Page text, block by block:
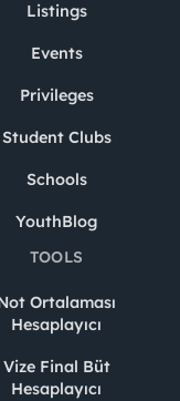
Listings
Events
Privileges
Student Clubs
Schools
YouthBlog
TOOLS
Ortalaması
Hesaplayıcı
Vize Final Büt
Hesaplayıcı